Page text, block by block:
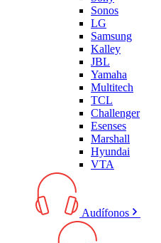
Sonos
LG
Samsung
Kalley
JBL
Yamaha
Multitech
TCL
Challenger
Esenses
Marshall
Hyundai
VTA
Audífonos